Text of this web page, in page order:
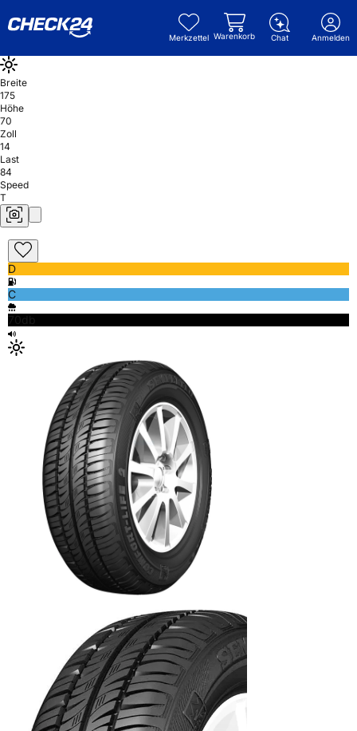
Merkzettel Warenkorb Chat Anmelden
Breite
175
Höhe
70
Zoll
14
Last
84
Speed
T
D
C
70db